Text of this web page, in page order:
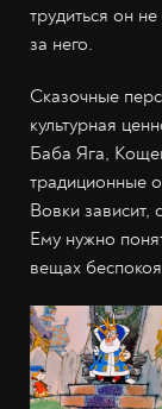
трудиться он
за него.
Сказочные
культурная
Баба Яга,
традиционные
Вовки зависит,
Ему нужно
вещах